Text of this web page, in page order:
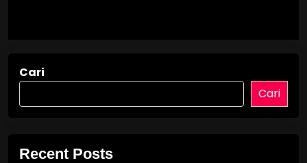
Cari
Cari
Recent Posts